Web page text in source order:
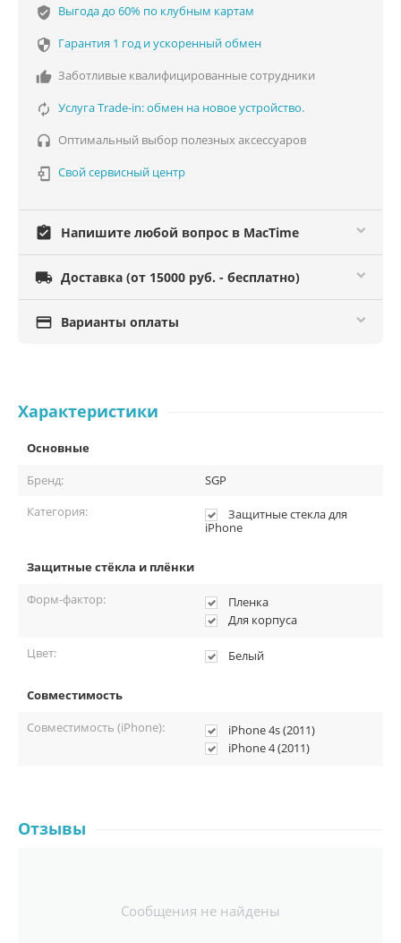
verified_user Выгода до 60% по клубным картам
 Гарантия 1 год и ускоренный обмен
 Заботливые квалифицированные сотрудники
 Услуга Trade-in: обмен на новое устройство.
 Оптимальный выбор полезных аксессуаров
 Свой сервисный центр
assignment_turned_in Напишите любой вопрос в MacTime
 Доставка (от 15000 руб. - бесплатно)
 Варианты оплаты
Характеристики
Основные
Бренд:
SGP
Категория:
Защитные стекла для
iPhone
Защитные стёкла и плёнки
Форм-фактор:
Пленка
Для корпуса
Цвет: Белый
Совместимость
Совместимость (iPhone):
iPhone 4s (2011)
iPhone 4 (2011)
Отзывы
Сообщения не найдены